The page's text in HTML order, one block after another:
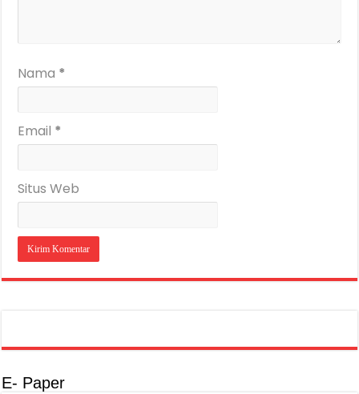
Nama *
Email *
Situs Web
E- Paper